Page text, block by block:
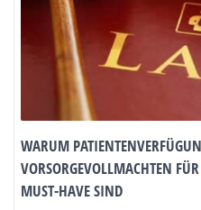
WARUM
VORSORGEVOLLMACHTEN
MUST-HAVE SIND